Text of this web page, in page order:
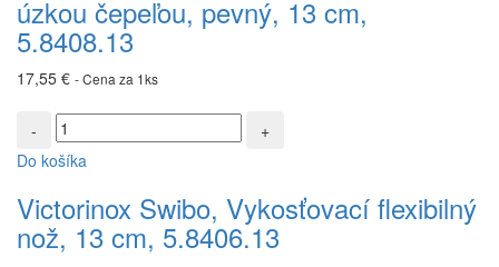
s
úzkou
čepeľou,
pevný,
cm,
5.8408.13
úzkou čepeľou, pevný, 13 cm,
5.8408.13
17,55 € - Cena za 1ks
množstvo
Victorinox
Swibo,
flexibilný
nož,
13
Do košíka
Victorinox Swibo, Vykosťovací flexibilný
nož, 13 cm, 5.8406.13